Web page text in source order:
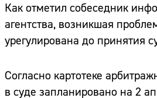
Как отметил собеседник
агентства, возникшая
урегулирована до принятия
Согласно картотеке
в суде запланировано на 2